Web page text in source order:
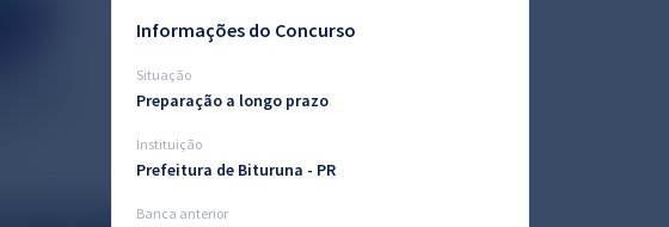
Informações do Concurso
Situação
Preparação a longo prazo
Instituição
Prefeitura de Bituruna - PR
Banca anterior